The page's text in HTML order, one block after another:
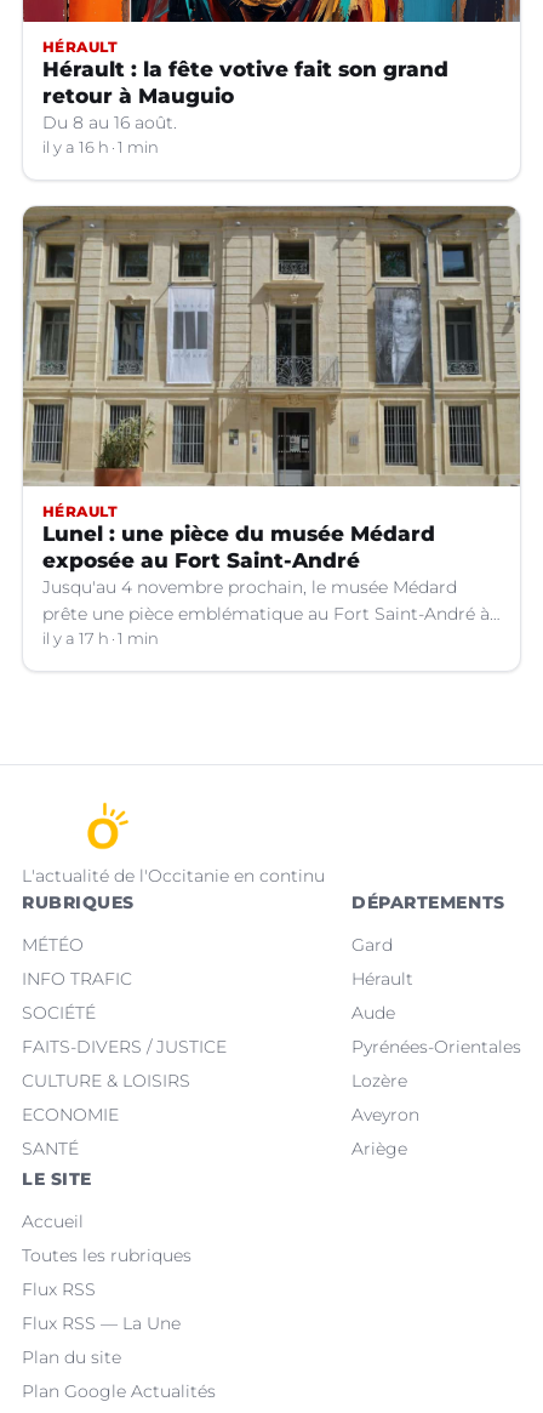
HÉRAULT
Hérault : la fête votive fait son grand
retour à Mauguio
Du 8 au 16 août.
il y a 16 h 1 min
HÉRAULT
Lunel : une pièce du musée Médard
exposée au Fort Saint-André
Jusqu'au 4 novembre prochain, le musée Médard
prête une pièce emblématique au Fort Saint-André à
Villeneuve-lez-Avignon (Gard).
il y a 17 h 1 min
L'actualité de l'Occitanie en continu
RUBRIQUES
MÉTÉO
INFO TRAFIC
SOCIÉTÉ
FAITS-DIVERS / JUSTICE
CULTURE & LOISIRS
ECONOMIE
SANTÉ
DÉPARTEMENTS
Gard
Hérault
Aude
Pyrénées-Orientales
Lozère
Aveyron
Ariège
LE SITE
Accueil
Toutes les rubriques
Flux RSS
Flux RSS — La Une
Plan du site
Plan Google Actualités